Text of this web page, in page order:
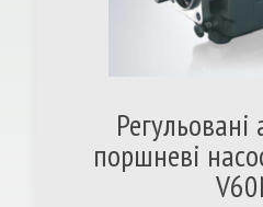
Регульовані
поршневі